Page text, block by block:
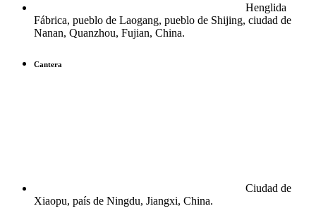
Henglida
Fábrica, pueblo de Laogang, pueblo de Shijing, ciudad de
Nanan, Quanzhou, Fujian, China.
Cantera
Ciudad de
Xiaopu, país de Ningdu, Jiangxi, China.